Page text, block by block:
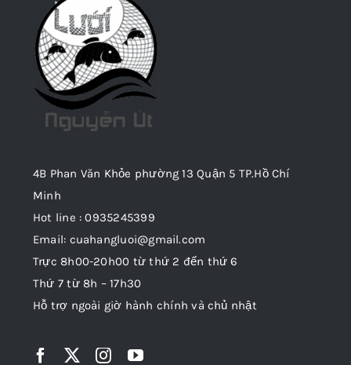
4B Phan Văn Khỏe phường 13 Quận 5 TP.Hồ Chí
Minh
Hot line : 0935245399
Email: cuahangluoi@gmail.com
Trực 8h00-20h00 từ thứ 2 đến thứ 6
Thứ 7 từ 8h – 17h30
Hỗ trợ ngoài giờ hành chính và chủ nhật